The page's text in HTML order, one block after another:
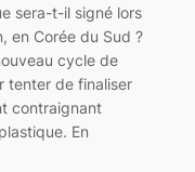
sera-t-il signé lors
en Corée du Sud ?
cycle de
tenter de finaliser
contraignant
En